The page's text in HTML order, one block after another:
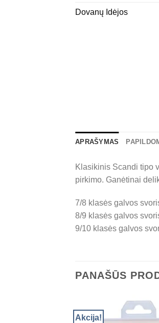
Dovanų Idėjos
APRAŠYMAS
Klasikinis Scandi tipo
pirkimo. Ganėtinai
7/8 klasės galvos
8/9 klasės galvos
9/10 klasės galvos
PANAŠŪS
Akcija!